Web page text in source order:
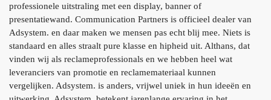
professionele uitstraling met een display, banner of
presentatiewand. Communication Partners is officieel dealer van
Adsystem. en daar maken we mensen pas echt blij mee. Niets is
standaard en alles straalt pure klasse en hipheid uit. Althans, dat
vinden wij als reclameprofessionals en we hebben heel wat
leveranciers van promotie en reclamemateriaal kunnen
vergelijken. Adsystem. is anders, vrijwel uniek in hun ideeën en